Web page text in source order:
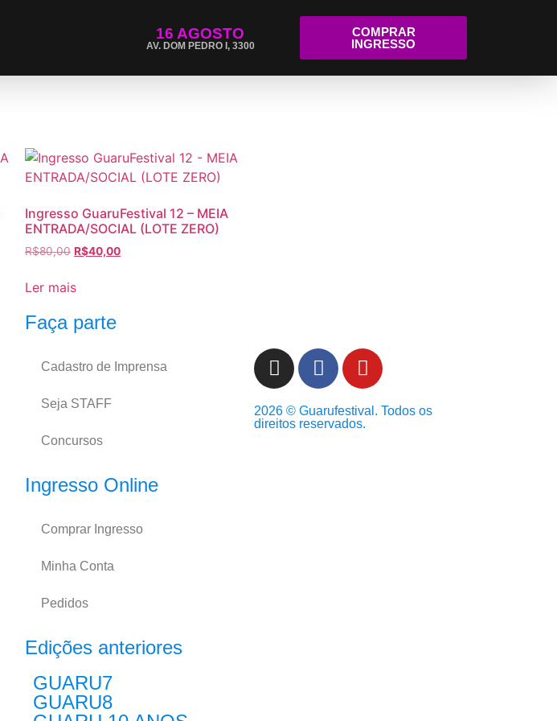
16 AGOSTO
AV. DOM PEDRO I, 3300
COMPRAR
INGRESSO
Ingresso GuaruFestival 12 – MEIA
ENTRADA/SOCIAL (LOTE ZERO)
R$80,00 R$40,00
Ler mais
Faça parte
Cadastro de Imprensa
Seja STAFF
Concursos
Ingresso Online
Comprar Ingresso
Minha Conta
Pedidos
Edições anteriores
GUARU7
GUARU8
2026 © Guarufestival. Todos os
direitos reservados.